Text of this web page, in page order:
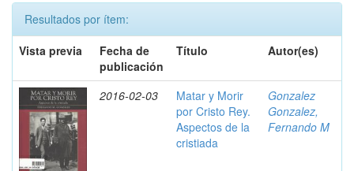
Resultados por ítem:
Vista previa
Fecha de
publicación
Título Autor(es)
2016-02-03
Matar y Morir
por Cristo Rey.
Aspectos de la
cristiada
Gonzalez
Gonzalez,
Fernando M